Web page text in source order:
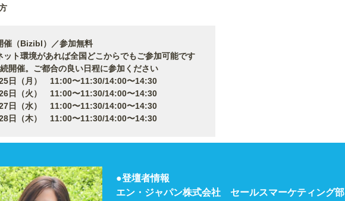
（Bizibl）／参加無料
があれば全国どこからでもご参加可能です
開催。ご都合の良い日程に参加ください
月） 11:00〜11:30/14:00〜14:30
火） 11:00〜11:30/14:00〜14:30
水） 11:00〜11:30/14:00〜14:30
木） 11:00〜11:30/14:00〜14:30
●登壇者情報
エン・ジャパン株式会社 セールスマーケティング部